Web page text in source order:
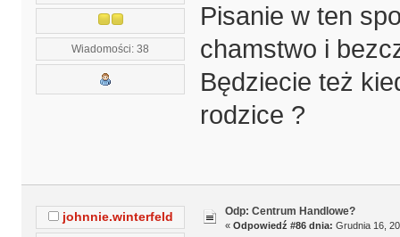
Wiadomości: 38
Pisanie w ten
chamstwo i
Będziecie też
rodzice ?
johnnie.winterfeld Odp: Centrum Handlowe?
« Odpowiedź #86 dnia: Grudnia 16,